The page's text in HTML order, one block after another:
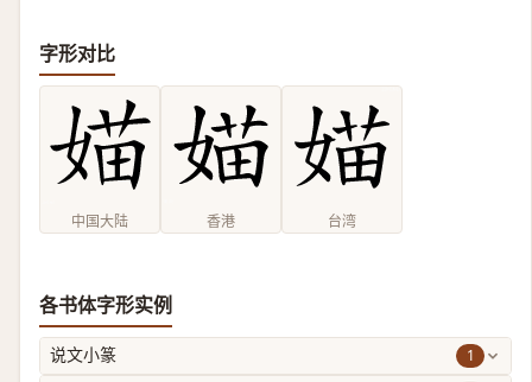
字形对比
中国大陆 香港 台湾
各书体字形实例
说文小篆 1